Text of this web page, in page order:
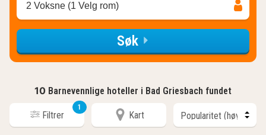
2 Voksne (1 Velg rom)
Søk
10 Barnevennlige hoteller i Bad Griesbach fundet
Filtrer
1
Kart